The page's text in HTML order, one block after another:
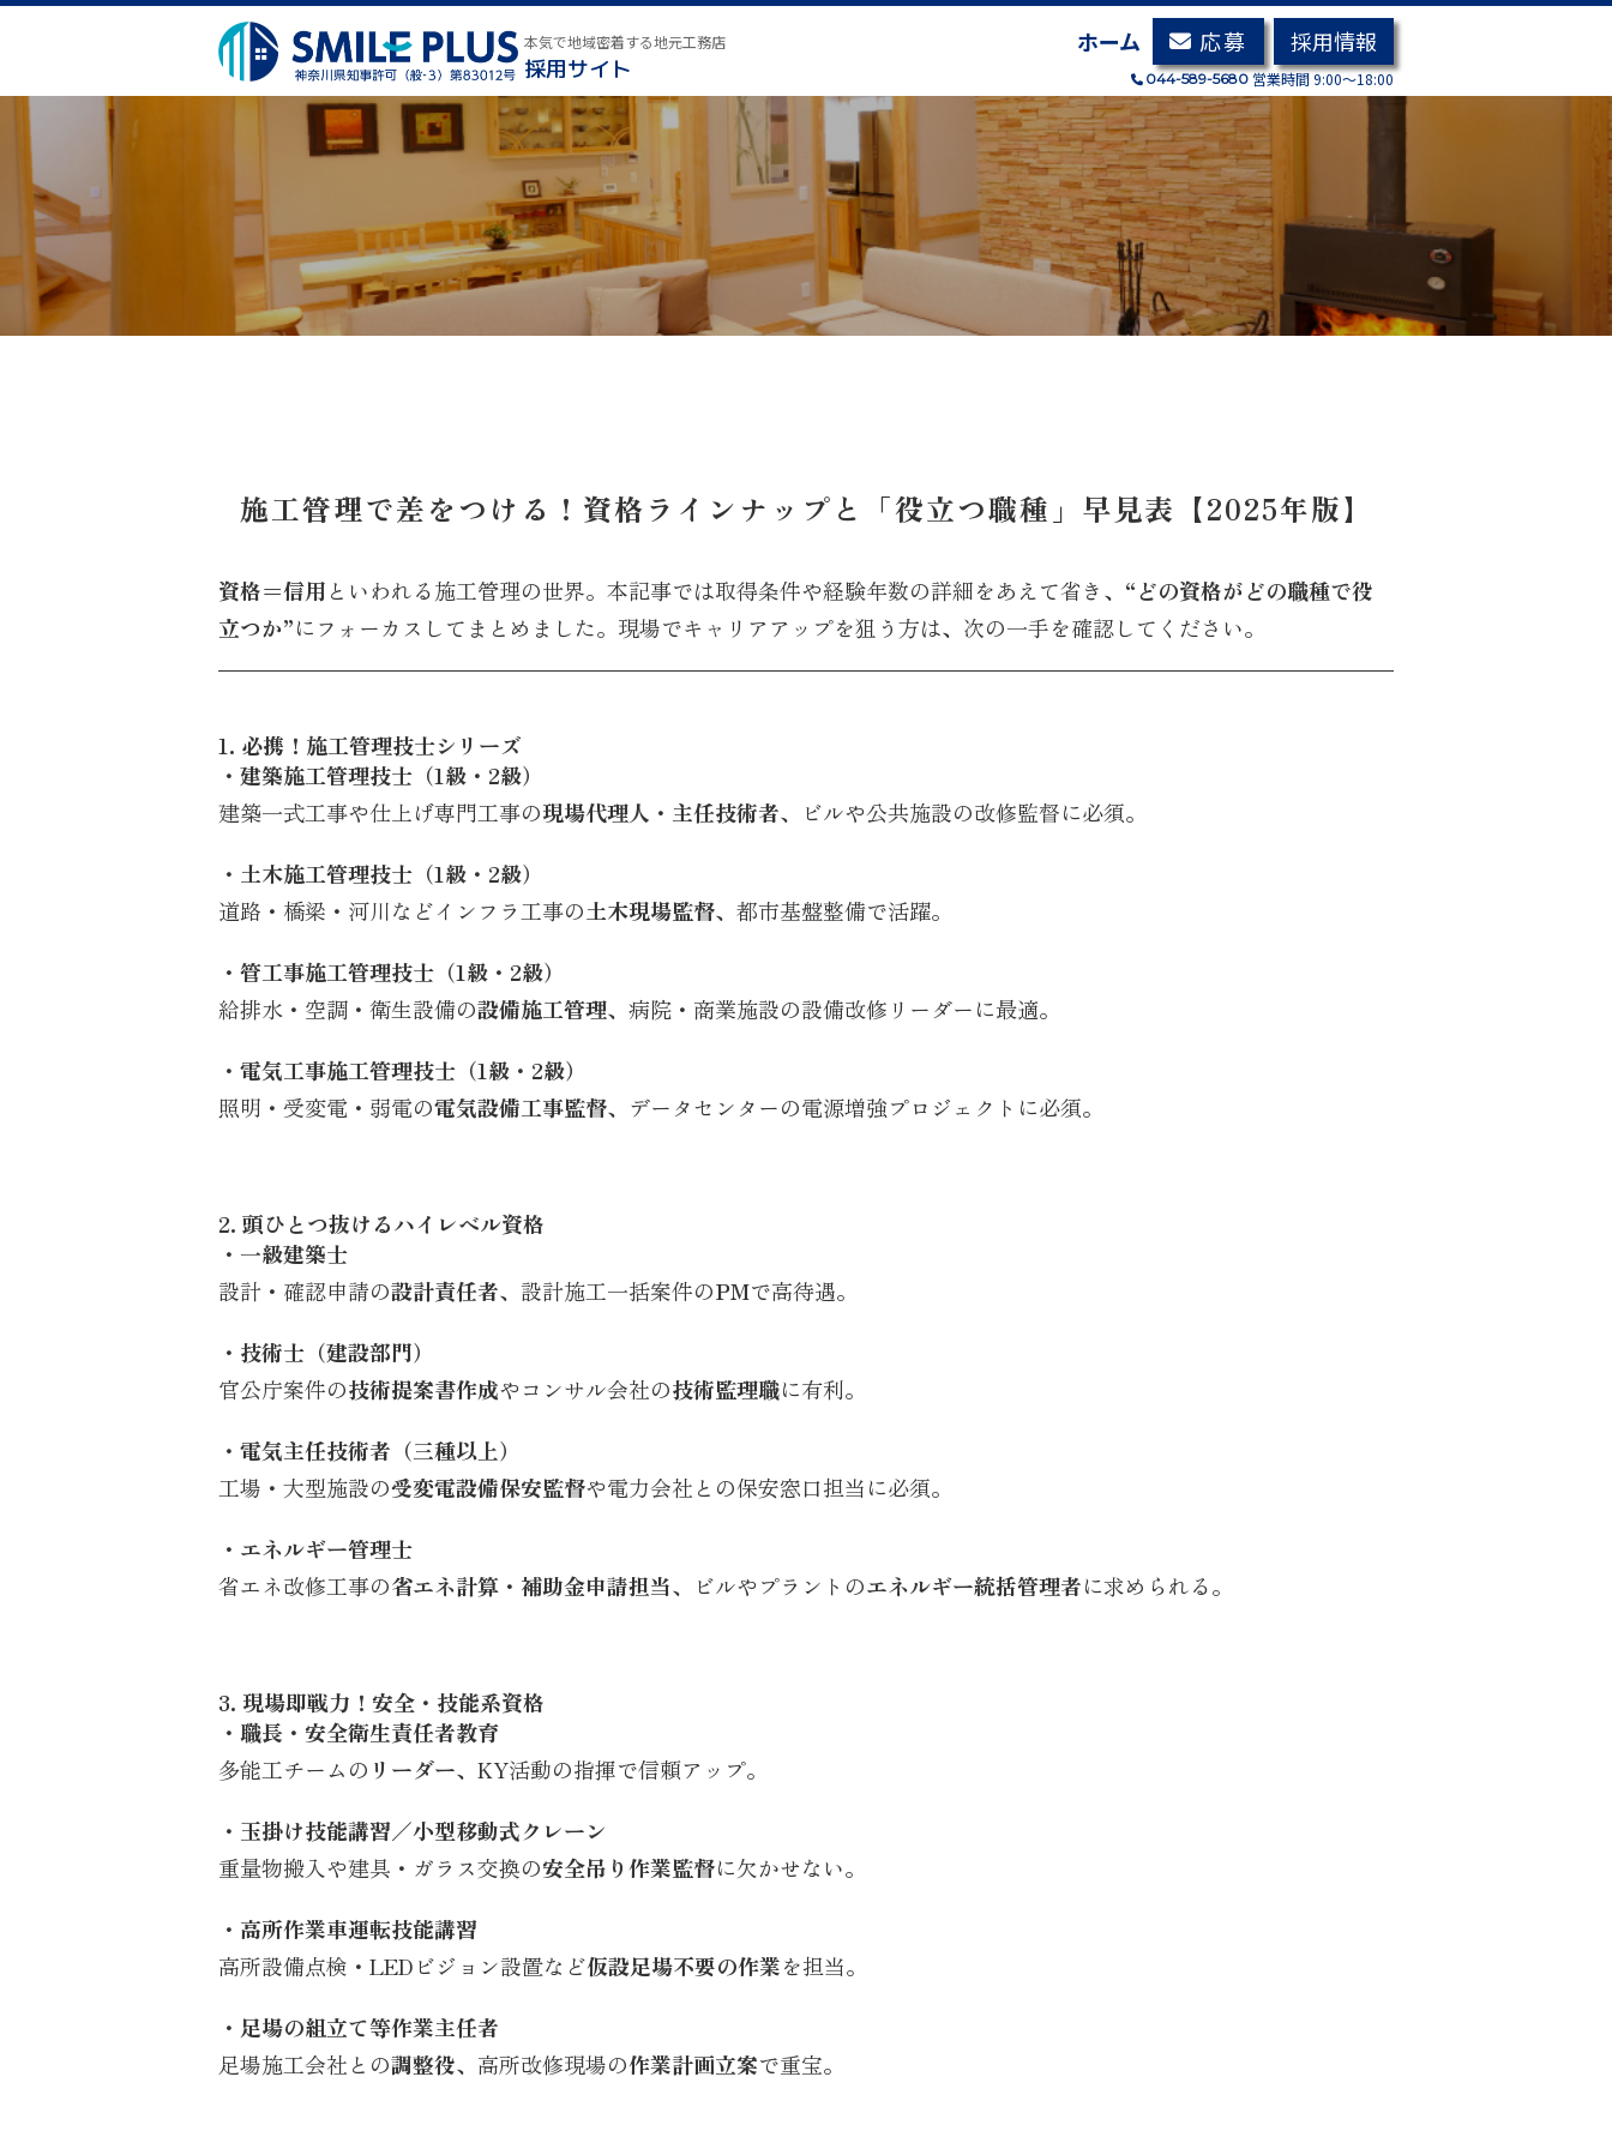
本気で地域密着する地元工務店
採用サイト
ホーム 応募 採用情報
044-589-5680営業時間 9:00～18:00
施工管理で差をつける！資格ラインナップと「役立つ職種」早見表【2025年版】
資格＝信用といわれる施工管理の世界。本記事では取得条件や経験年数の詳細をあえて省き、 “どの資格がどの職種で役
立つか”にフォーカスしてまとめました。現場でキャリアアップを狙う方は、次の一手を確認してください。
1. 必携！施工管理技士シリーズ
・建築施工管理技士（1級・2級）
建築一式工事や仕上げ専門工事の現場代理人 ・ 主任技術者、ビルや公共施設の改修監督に必須。
・土木施工管理技士（1級・2級）
道路・橋梁・河川などインフラ工事の土木現場監督、都市基盤整備で活躍。
・管工事施工管理技士（1級・2級）
給排水・空調・衛生設備の設備施工管理、病院・商業施設の設備改修リーダーに最適。
・電気工事施工管理技士（1級・2級）
照明・受変電・弱電の電気設備工事監督、データセンターの電源増強プロジェクトに必須。
2. 頭ひとつ抜けるハイレベル資格
・一級建築士
設計・確認申請の設計責任者、設計施工一括案件のPMで高待遇。
・技術士（建設部門）
官公庁案件の技術提案書作成やコンサル会社の技術監理職に有利。
・電気主任技術者（三種以上）
工場・大型施設の受変電設備保安監督や電力会社との保安窓口担当に必須。
・エネルギー管理士
省エネ改修工事の省エネ計算・補助金申請担当、ビルやプラントのエネルギー統括管理者に求められる。
3. 現場即戦力！安全・技能系資格
・職長・安全衛生責任者教育
多能工チームの リーダー、KY活動の指揮で信頼アップ。
・玉掛け技能講習／小型移動式クレーン
重量物搬入や建具・ガラス交換の安全吊り作業監督に欠かせない。
・高所作業車運転技能講習
高所設備点検・LEDビジョン設置など仮設足場不要の作業を担当。
・足場の組立て等作業主任者
足場施工会社との調整役、高所改修現場の作業計画立案で重宝。